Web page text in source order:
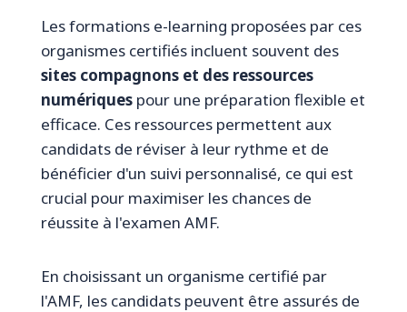
Les formations e-learning proposées par ces
organismes certifiés incluent souvent des
sites compagnons et des ressources
numériquespour une préparation flexible et
efficace. Ces ressources permettent aux
candidats de réviser à leur rythme et de
bénéficier d'un suivi personnalisé, ce qui est
crucial pour maximiser les chances de
réussite à l'examen AMF.
En choisissant un organisme certifié par
l'AMF, les candidats peuvent être assurés de